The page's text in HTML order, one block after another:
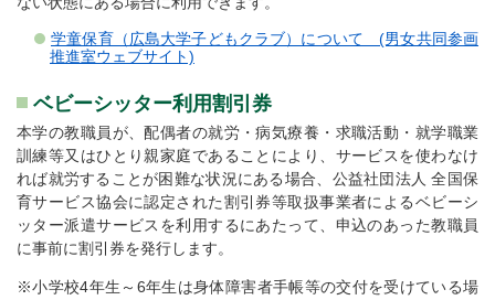
学童保育（広島大学子どもクラブ）について (男女共同参画
推進室ウェブサイト)
ベビーシッター利用割引券
本学の教職員が、配偶者の就労・病気療養・求職活動・就学職業
訓練等又はひとり親家庭であることにより、サービスを使わなけ
れば就労することが困難な状況にある場合、公益社団法人 全国保
育サービス協会に認定された割引券等取扱事業者によるベビーシ
ッター派遣サービスを利用するにあたって、申込のあった教職員
に事前に割引券を発行します。
※小学校4年生～6年生は身体障害者手帳等の交付を受けている場